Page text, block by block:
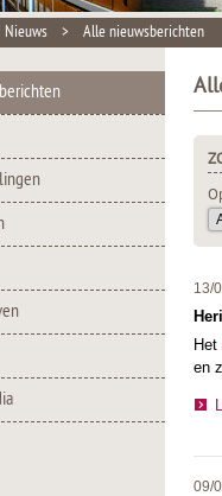
Nieuws > Alle nieuwsberichten
13/
Het
en
09/